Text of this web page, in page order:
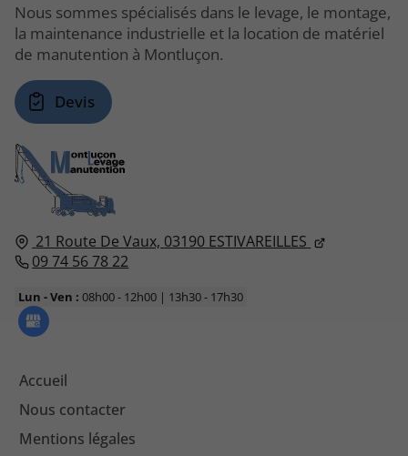
21 Route De Vaux, 03190 ESTIVAREILLES
09 74 56 78 22
Lun - Ven : 08h00 - 12h00 | 13h30 - 17h30
Accueil
Nous contacter
Mentions légales
Nous sommes spécialisés dans le levage, le montage,
la maintenance industrielle et la location de matériel
de manutention à Montluçon.
Devis